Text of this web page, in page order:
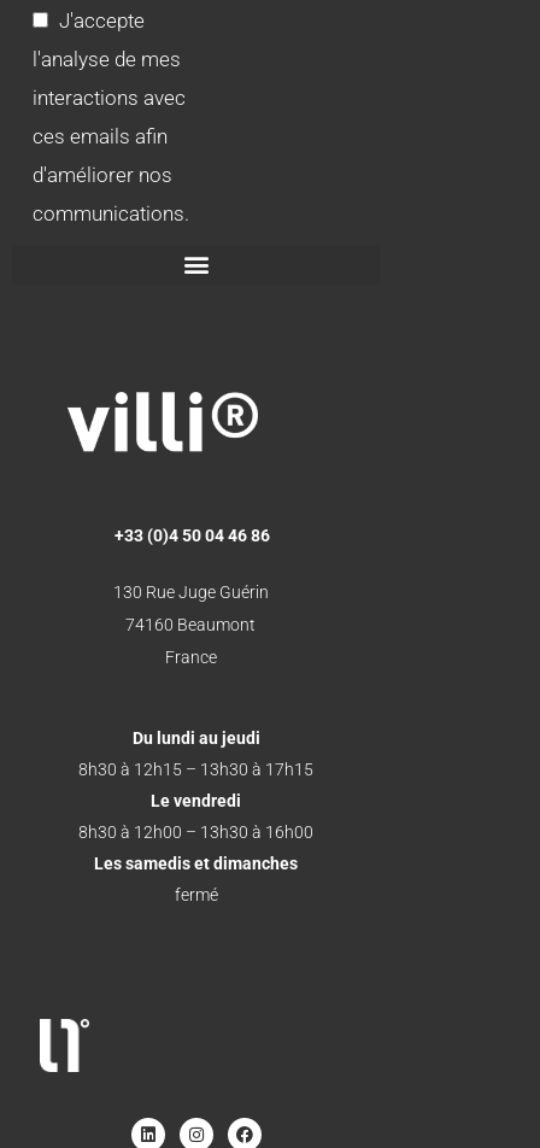
J'accepte
l'analyse de mes
interactions avec
ces emails afin
d'améliorer nos
communications.
+33 (0)4 50 04 46 86
130 Rue Juge Guérin
74160 Beaumont
France
Du lundi au jeudi
8h30 à 12h15 – 13h30 à 17h15
Le vendredi
8h30 à 12h00 – 13h30 à 16h00
Les samedis et dimanches
fermé